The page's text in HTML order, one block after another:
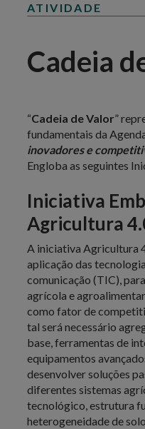
ATIVIDADE
Cadeia
“Cadeia de Valor”
fundamentais da
inovadores e
Engloba as seguintes
Iniciativa
Agricultura
A iniciativa Agricultura
aplicação das
comunicação (TIC),
agrícola e
como fator de
tal será necessário
base, ferramentas de
equipamentos
desenvolver soluções
diferentes sistemas
tecnológico, estrutura
heterogeneidade de